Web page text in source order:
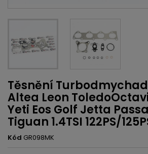
Těsnění
Altea Leon
Yeti Eos Golf Jetta
Tiguan 1.4TSI 122PS/
Kód GR098MK